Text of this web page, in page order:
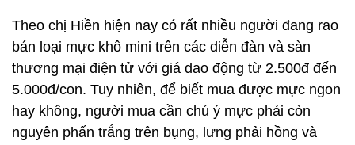
Theo chị Hiền hiện nay có rất nhiều người đang rao
bán loại mực khô mini trên các diễn đàn và sàn
thương mại điện tử với giá dao động từ 2.500đ đến
5.000đ/con. Tuy nhiên, để biết mua được mực ngon
hay không, người mua cần chú ý mực phải còn
nguyên phấn trắng trên bụng, lưng phải hồng và